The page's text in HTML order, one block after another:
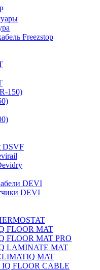
Freezstop
150)
DSVF
DEVI
DEVI
FLOOR MAT
FLOOR MAT PRO
LAMINATE MAT
MAT
IQ FLOOR CABLE